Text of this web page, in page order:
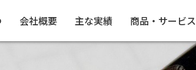
会社概要 主な実績 商品・サービス